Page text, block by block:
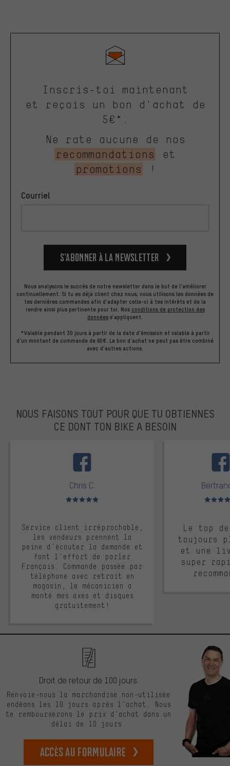
Inscris-toi maintenant
et reçois un bon d'achat de
5€*.
Ne rate aucune de nos
recommandations
et
promotions
!
Courriel
S’abonner à la newsletter
Nous analysons le succès de notre newsletter dans le but de l'améliorer
continuellement. Si tu es déjà client chez nous, nous utilisons les données de
tes dernières commandes afin d'adapter celle-ci à tes intérêts et de la
rendre ainsi plus pertinente pour toi. Nos conditions de protection des
données s'appliquent.
*Valable pendant 30 jours à partir de la date d'émission et valable à partir
d'un montant de commande de 60€. Le bon d'achat ne peut pas être combiné
avec d'autres actions.
NOUS FAISONS TOUT POUR QUE TU OBTIENNES
CE DONT TON BIKE A BESOIN
Chris C.
Note moyenne : 5 sur 5
Service client irréprochable,
les vendeurs prennent la
peine d'écouter la demande et
font l'effort de parler
Français. Commande passée par
téléphone avec retrait en
magasin, le mécanicien a
monté mes axes et disques
gratuitement!
Note
Le top
toujours
et une
super
Droit de retour de 100 jours.
Renvoie-nous la marchandise non-utilisée
endéans les 10 jours après l’achat. Nous
te rembourserons le prix d’achat dans un
délai de 10 jours.
Accès au formulaire